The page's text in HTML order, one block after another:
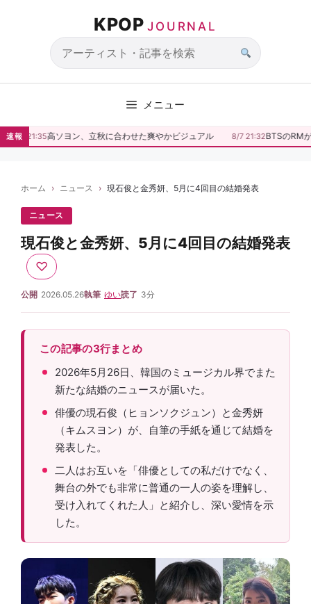
キ
ッ
KPOP JOURNAL
サ
検
索
メニュー
速報
8/7 21:35高ソヨン、立秋に合わせた爽やかビジュアル 8/7 21:32BTSのRMが
ホーム ニュース 現石俊と金秀妍、5月に4回目の結婚発表
ニュース
現石俊と金秀妍、5月に4回目の結婚発表
♡
公開 2026.05.26執筆 ゆい読了 3分
この記事の3行まとめ
2026年5月26日、韓国のミュージカル界でまた
新たな結婚のニュースが届いた。
俳優の現石俊（ヒョンソクジュン）と金秀妍
（キムスヨン）が、自筆の手紙を通じて結婚を
発表した。
二人はお互いを「俳優としての私だけでなく、
舞台の外でも非常に普通の一人の姿を理解し、
受け入れてくれた人」と紹介し、深い愛情を示
した。